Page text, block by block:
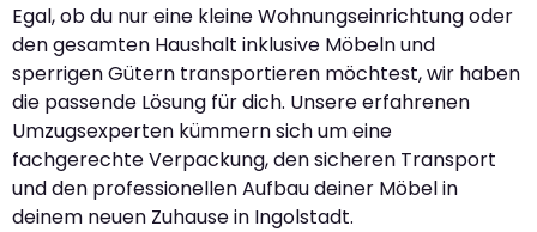
Egal, ob du nur eine kleine Wohnungseinrichtung oder
den gesamten Haushalt inklusive Möbeln und
sperrigen Gütern transportieren möchtest, wir haben
die passende Lösung für dich. Unsere erfahrenen
Umzugsexperten kümmern sich um eine
fachgerechte Verpackung, den sicheren Transport
und den professionellen Aufbau deiner Möbel in
deinem neuen Zuhause in Ingolstadt.